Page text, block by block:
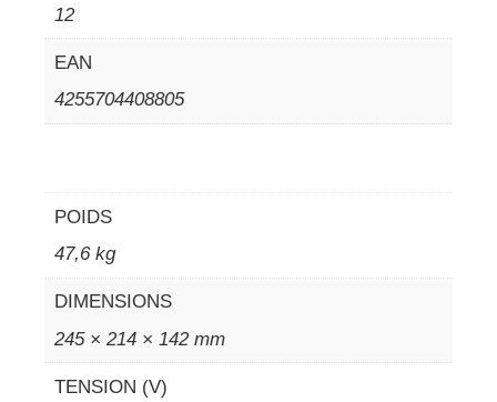
12
EAN
4255704408805
POIDS
47,6 kg
DIMENSIONS
245 × 214 × 142 mm
TENSION (V)